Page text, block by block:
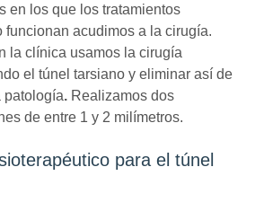
en los que los tratamientos
funcionan acudimos a la cirugía.
la clínica usamos la cirugía
el túnel tarsiano y eliminar así de
patología. Realizamos dos
de entre 1 y 2 milímetros.
para el túnel